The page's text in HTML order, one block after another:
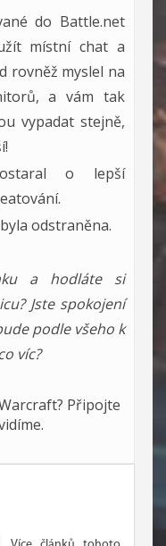
do Battle.net
místní chat a
rovněž myslel na
a vám tak
vypadat stejně,
o lepší
odstraněna.
a hodláte si
Jste spokojení
podle všeho k
víc?
Připojte